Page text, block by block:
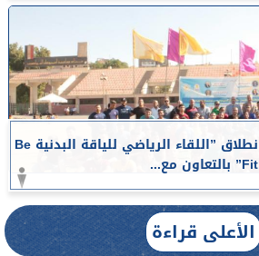
جامعة أسيوط تشهد انطلاق ”اللقاء الرياضي للياقة البدنية Be
Fit” بالتعاون مع...
الأعلى قراءة